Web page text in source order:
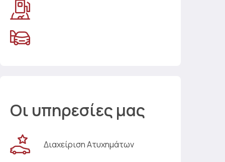
Οι υπηρεσίες μας
Διαχείριση Ατυχημάτων